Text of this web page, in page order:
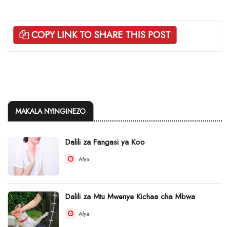
COPY LINK TO SHARE THIS POST
MAKALA NYINGINEZO
Dalili za Fangasi ya Koo
Afya
Dalili za Mtu Mwenye Kichaa cha Mbwa
Afya